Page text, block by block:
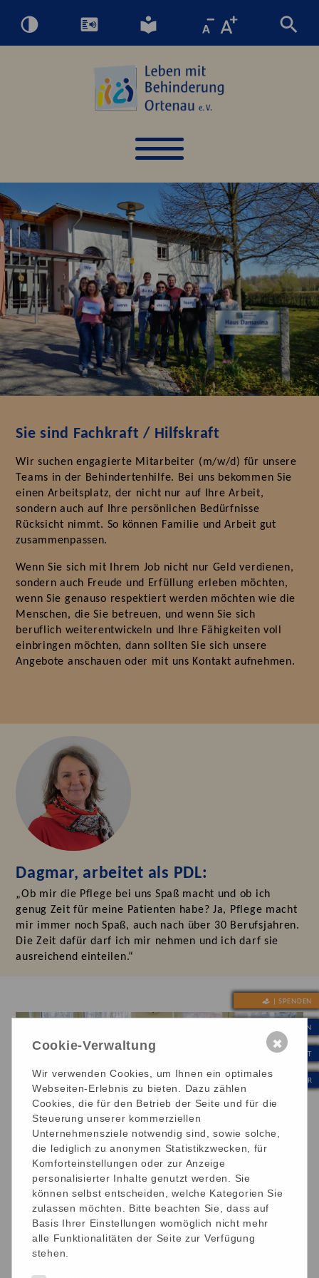
Sie sind Fachkraft / Hilfskraft
Wir suchen engagierte Mitarbeiter (m/w/d) für unsere
Teams in der Behindertenhilfe. Bei uns bekommen Sie
einen Arbeitsplatz, der nicht nur auf Ihre Arbeit,
sondern auch auf Ihre persönlichen Bedürfnisse
Rücksicht nimmt. So können Familie und Arbeit gut
zusammenpassen.
Wenn Sie sich mit Ihrem Job nicht nur Geld verdienen,
sondern auch Freude und Erfüllung erleben möchten,
wenn Sie genauso respektiert werden möchten wie die
Menschen, die Sie betreuen, und wenn Sie sich
beruflich weiterentwickeln und Ihre Fähigkeiten voll
einbringen möchten, dann sollten Sie sich unsere
Angebote anschauen oder mit uns Kontakt aufnehmen.
Dagmar, arbeitet als PDL:
„Ob mir die Pflege bei uns Spaß macht und ob ich
genug Zeit für meine Patienten habe? Ja, Pflege macht
mir immer noch Spaß, auch nach über 30 Berufsjahren.
Die Zeit dafür darf ich mir nehmen und ich darf sie
ausreichend einteilen.“
| SPENDEN
| INTERN
| KONTAKT
| WERTE & KULTUR
Starte Deine Ausbildung bei uns -
Kurzfilm
Cookie-Verwaltung
Wir verwenden Cookies, um Ihnen ein optimales
Webseiten-Erlebnis zu bieten. Dazu zählen
Cookies, die für den Betrieb der Seite und für die
Steuerung unserer kommerziellen
Unternehmensziele notwendig sind, sowie solche,
die lediglich zu anonymen Statistikzwecken, für
Komforteinstellungen oder zur Anzeige
personalisierter Inhalte genutzt werden. Sie
können selbst entscheiden, welche Kategorien Sie
zulassen möchten. Bitte beachten Sie, dass auf
Basis Ihrer Einstellungen womöglich nicht mehr
alle Funktionalitäten der Seite zur Verfügung
stehen.
✖